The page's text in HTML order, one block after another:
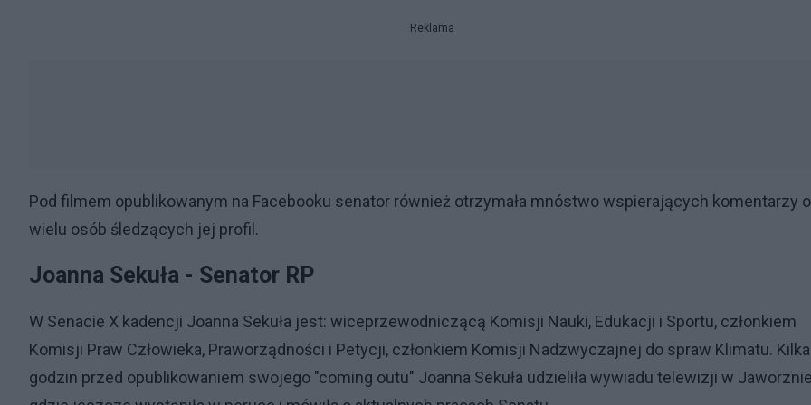
Reklama
Pod filmem opublikowanym na Facebooku senator również otrzymała mnóstwo wspierających komentarzy
wielu osób śledzących jej profil.
Joanna Sekuła - Senator RP
W Senacie X kadencji Joanna Sekuła jest: wiceprzewodniczącą Komisji Nauki, Edukacji i Sportu, członkiem
Komisji Praw Człowieka, Praworządności i Petycji, członkiem Komisji Nadzwyczajnej do spraw Klimatu. Kilka
godzin przed opublikowaniem swojego "coming outu" Joanna Sekuła udzieliła wywiadu telewizji w